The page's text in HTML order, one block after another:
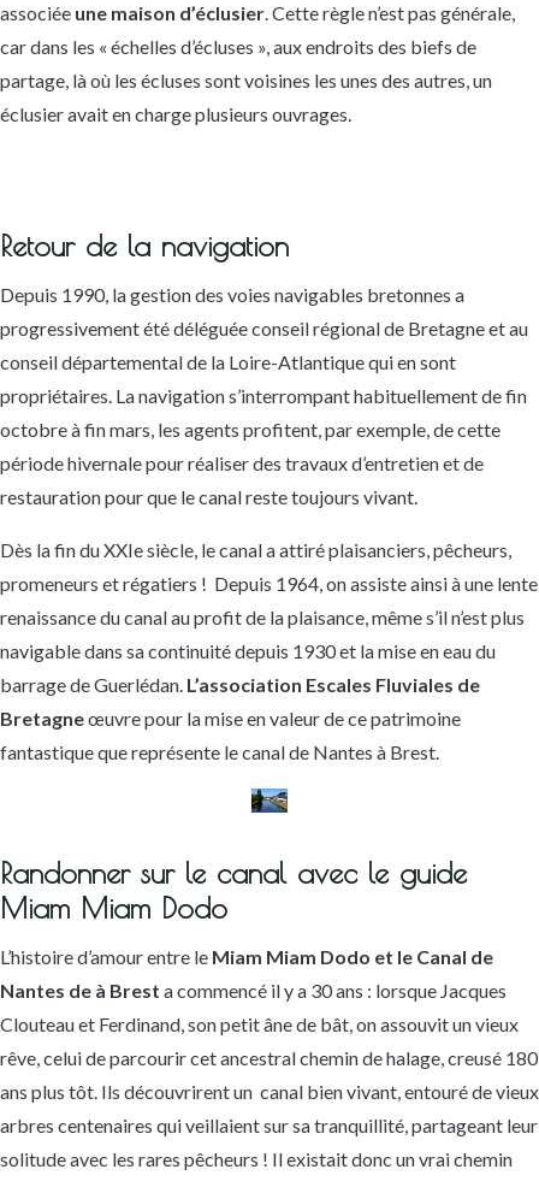
associée une maison d’éclusier. Cette règle n’est pas générale,
car dans les « échelles d’écluses », aux endroits des biefs de
partage, là où les écluses sont voisines les unes des autres, un
éclusier avait en charge plusieurs ouvrages.
Retour de la navigation
Depuis 1990, la gestion des voies navigables bretonnes a
progressivement été déléguée conseil régional de Bretagne et au
conseil départemental de la Loire-Atlantique qui en sont
propriétaires. La navigation s’interrompant habituellement de fin
octobre à fin mars, les agents profitent, par exemple, de cette
période hivernale pour réaliser des travaux d’entretien et de
restauration pour que le canal reste toujours vivant.
Dès la fin du XXIe siècle, le canal a attiré plaisanciers, pêcheurs,
promeneurs et régatiers ! Depuis 1964, on assiste ainsi à une lente
renaissance du canal au profit de la plaisance, même s’il n’est plus
navigable dans sa continuité depuis 1930 et la mise en eau du
barrage de Guerlédan. L’association Escales Fluviales de
Bretagneœuvre pour la mise en valeur de ce patrimoine
fantastique que représente le canal de Nantes à Brest.
Randonner sur le canal avec le guide
Miam Miam Dodo
L’histoire d’amour entre le Miam Miam Dodo et le Canal de
Nantes de à Brest a commencé il y a 30 ans : lorsque Jacques
Clouteau et Ferdinand, son petit âne de bât, on assouvit un vieux
rêve, celui de parcourir cet ancestral chemin de halage, creusé 180
ans plus tôt. Ils découvrirent un canal bien vivant, entouré de vieux
arbres centenaires qui veillaient sur sa tranquillité, partageant leur
solitude avec les rares pêcheurs ! Il existait donc un vrai chemin